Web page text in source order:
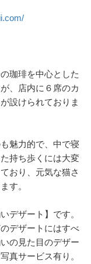
珈琲を中心とした
、店内に６席のカ
設けられておりま
魅力的で、中で寝
持ち歩くには大変
おり、元気な猫さ
す。
デザート】です。
デザートにはすべ
の見た目のデザー
真サービス有り。